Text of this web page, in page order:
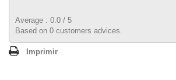
Average : 0.0 / 5
Based on 0 customers advices.
Imprimir